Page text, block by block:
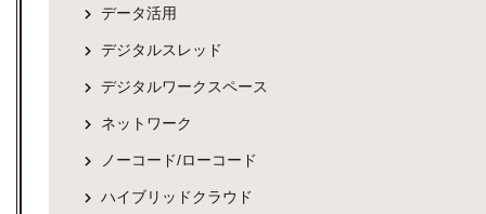
データ活用
デジタルスレッド
デジタルワークスペース
ネットワーク
ノーコード/ローコード
ハイブリッドクラウド